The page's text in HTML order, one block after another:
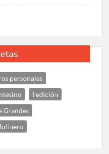
personales
I edición
Grandes